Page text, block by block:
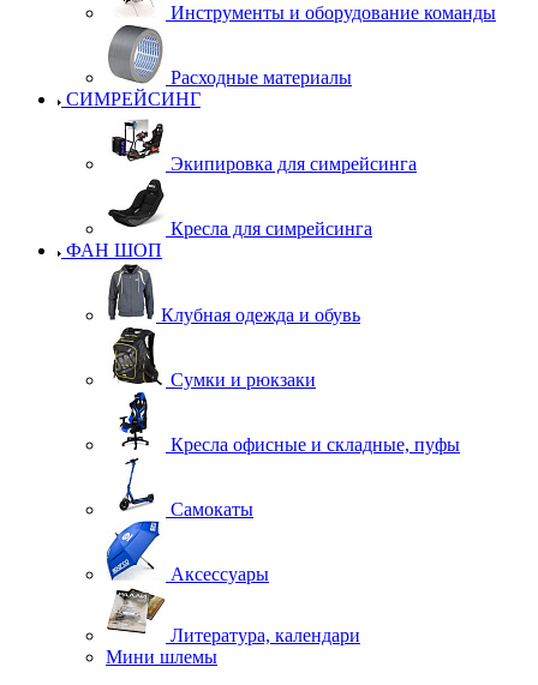
Инструменты и оборудование команды
Расходные материалы
СИМРЕЙСИНГ
Экипировка для симрейсинга
Кресла для симрейсинга
ФАН ШОП
Клубная одежда и обувь
Сумки и рюкзаки
Кресла офисные и складные, пуфы
Самокаты
Аксессуары
Литература, календари
Мини шлемы